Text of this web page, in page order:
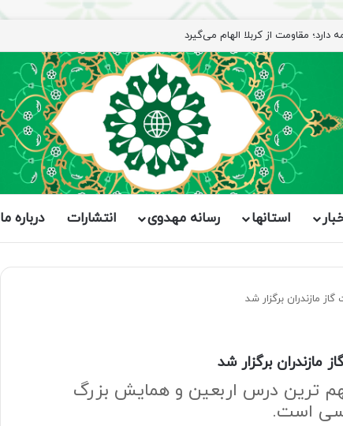
مقاومت از کربلا الهام می‌گیرد
استانها رسانه مهدوی انتشارات درباره ما
مازندران برگزار شد
برگزار شد
ترین درس اربعین و همایش بزرگ
است.